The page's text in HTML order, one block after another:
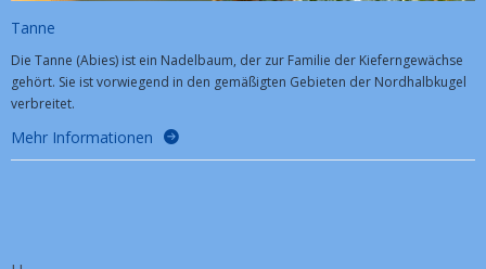
Tanne
Die Tanne (Abies) ist ein Nadelbaum, der zur Familie der Kieferngewächse
gehört. Sie ist vorwiegend in den gemäßigten Gebieten der Nordhalbkugel
verbreitet.
Mehr Informationen